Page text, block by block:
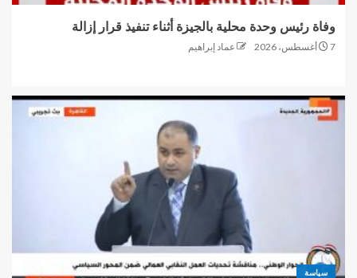
وفاة رئيس وحدة محلية بالجيزة أثناء تنفيذ قرار إزالة
7 أغسطس، 2026 عماد إبراهيم
سياسة